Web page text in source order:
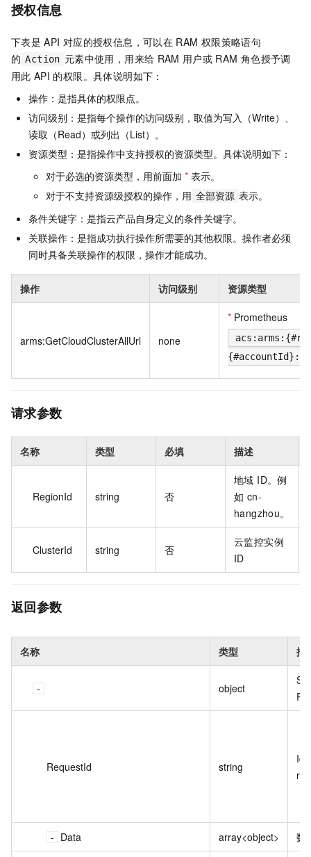
授权信息
下表是 API 对应的授权信息，可以在 RAM 权限策略语句
的 Action 元素中使用，用来给 RAM 用户或 RAM 角色授予调
用此 API 的权限。具体说明如下：
操作：是指具体的权限点。
访问级别：是指每个操作的访问级别，取值为写入（Write）、
读取（Read）或列出（List）。
资源类型：是指操作中支持授权的资源类型。具体说明如下：
对于必选的资源类型，用前面加 * 表示。
对于不支持资源级授权的操作，用 全部资源 表示。
条件关键字：是指云产品自身定义的条件关键字。
关联操作：是指成功执行操作所需要的其他权限。操作者必须
同时具备关联操作的权限，操作才能成功。
操作 访问级别 资源类型
arms:GetCloudClusterAllUrl none
* Prometheus
请求参数
名称 类型 必填 描述
RegionId string 否
地域 ID。例
如 cn-
hangzhou。
ClusterId string 否
云监控实例
ID
返回参数
名称 类型 描
object
RequestId string
Id
Data array<object> 数